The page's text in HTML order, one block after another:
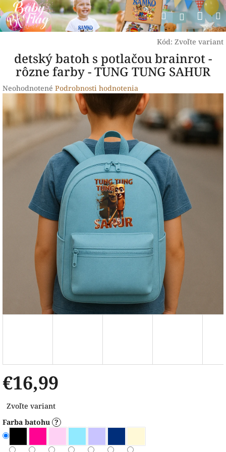
Prejsť
na
obsah
Hľadať
Kód: Zvoľte variant
detský batoh s potlačou brainrot -
rôzne farby - TUNG TUNG SAHUR
Priemerné
produktu
0,0
hviezdičiek.
Neohodnotené Podrobnosti hodnotenia
€16,99
cena:
Zvoľte variant
Farba batohu ?